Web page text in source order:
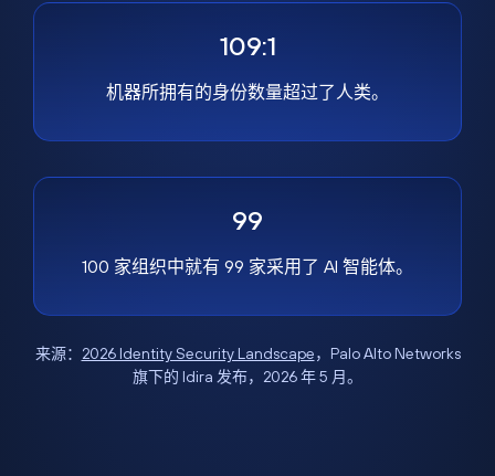
109:1
机器所拥有的身份数量超过了人类。
99
100 家组织中就有 99 家采用了 AI 智能体。
来源： 2026 Identity Security Landscape，Palo Alto Networks
旗下的 Idira 发布，2026 年 5 月。